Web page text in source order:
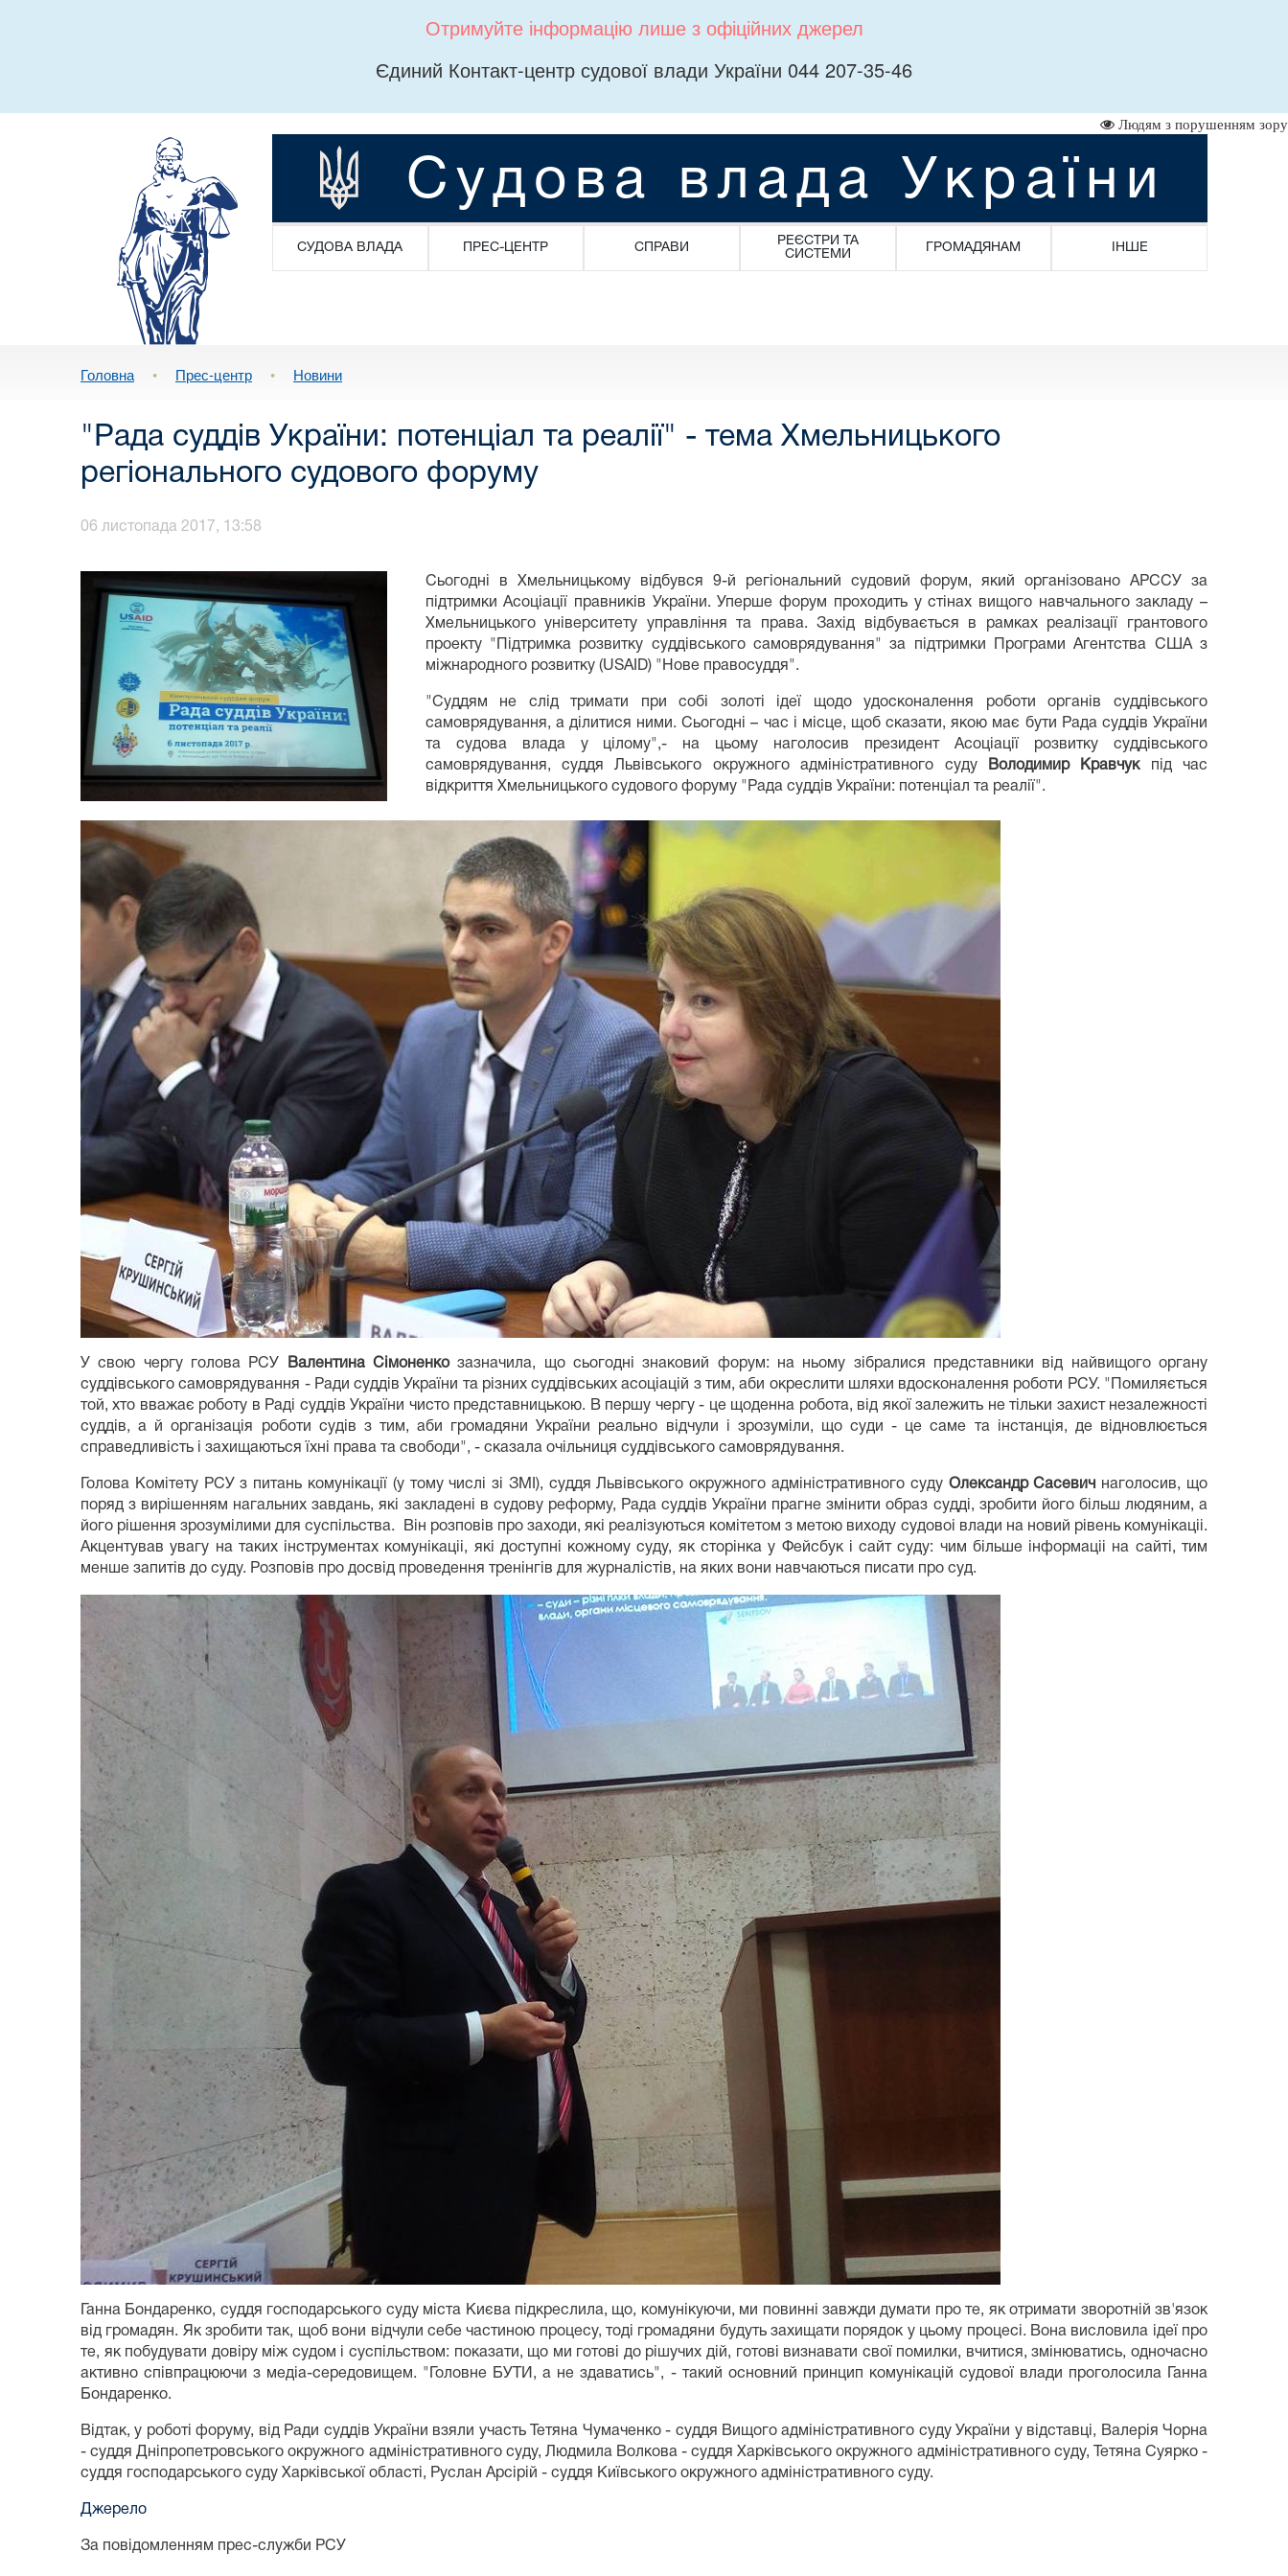
Отримуйте інформацію лише з офіційних джерел
Єдиний Контакт-центр судової влади України 044 207-35-46
Людям з порушенням зору
Судова влада України
СУДОВА ВЛАДА ПРЕС-ЦЕНТР СПРАВИ
РЕЄСТРИ ТА
СИСТЕМИ
ГРОМАДЯНАМ ІНШЕ
Головна • Прес-центр • Новини
"Рада суддів України: потенціал та реалії" - тема Хмельницького
регіонального судового форуму
06 листопада 2017, 13:58
Сьогодні в Хмельницькому відбувся 9-й регіональний судовий форум, який організовано АРССУ за
підтримки Асоціації правників України. Уперше форум проходить у стінах вищого навчального закладу –
Хмельницького університету управління та права. Захід відбувається в рамках реалізації грантового
проекту "Підтримка розвитку суддівського самоврядування" за підтримки Програми Агентства США з
міжнародного розвитку (USAID) "Нове правосуддя".
"Cуддям не слід тримати при собі золоті ідеї щодо удосконалення роботи органів суддівського
самоврядування, а ділитися ними. Сьогодні – час і місце, щоб сказати, якою має бути Рада суддів України
та судова влада у цілому",- на цьому наголосив президент Асоціації розвитку суддівського
самоврядування, суддя Львівського окружного адміністративного суду
Володимир Кравчукпід час
відкриття Хмельницького судового форуму "Рада суддів України: потенціал та реалії".
У свою чергу голова РСУ Валентина Сімоненкозазначила, що сьогодні знаковий форум: на ньому зібралися представники від найвищого органу
суддівського самоврядування - Ради суддів України та різних суддівських асоціацій з тим, аби окреслити шляхи вдосконалення роботи РСУ. "Помиляється
той, хто вважає роботу в Раді суддів України чисто представницькою. В першу чергу - це щоденна робота, від якої залежить не тільки захист незалежності
суддів, а й організація роботи судів з тим, аби громадяни України реально відчули і зрозуміли, що суди - це саме та інстанція, де відновлюється
справедливість і захищаються їхні права та свободи", - сказала очільниця суддівського самоврядування.
Голова Комітету РСУ з питань комунікації (у тому числі зі ЗМІ), суддя Львівського окружного адміністративного суду Олександр Сасевич
наголосив, що
поряд з вирішенням нагальних завдань, які закладені в судову реформу, Рада суддів України прагне змінити образ судді, зробити його більш людяним, а
його рішення зрозумілими для суспільства. Він розповів про заходи, які реалізуються комітетом з метою виходу судовоі влади на новий рівень комунікаціі.
Акцентував увагу на таких інструментах комунікаціі, які доступні кожному суду, як сторінка у Фейсбук і сайт суду: чим більше інформаціі на сайті, тим
менше запитів до суду. Розповів про досвід проведення тренінгів для журналістів, на яких вони навчаються писати про суд.
Ганна Бондаренко, суддя господарського суду міста Києва підкреслила, що, комунікуючи, ми повинні завжди думати про те, як отримати зворотній зв'язок
від громадян. Як зробити так, щоб вони відчули себе частиною процесу, тоді громадяни будуть захищати порядок у цьому процесі. Вона висловила ідеї про
те, як побудувати довіру між судом і суспільством: показати, що ми готові до рішучих дій, готові визнавати свої помилки, вчитися, змінюватись, одночасно
активно співпрацюючи з медіа-середовищем. "Головне БУТИ, а не здаватись", - такий основний принцип комунікацій судової влади проголосила Ганна
Бондаренко.
Відтак, у роботі форуму, від Ради суддів України взяли участь Тетяна Чумаченко - суддя Вищого адміністративного суду України у відставці, Валерія Чорна
- суддя Дніпропетровського окружного адміністративного суду, Людмила Волкова - суддя Харківського окружного адміністративного суду, Тетяна Суярко -
суддя господарського суду Харківської області, Руслан Арсірій - суддя Київського окружного адміністративного суду.
Джерело
За повідомленням прес-служби РСУ